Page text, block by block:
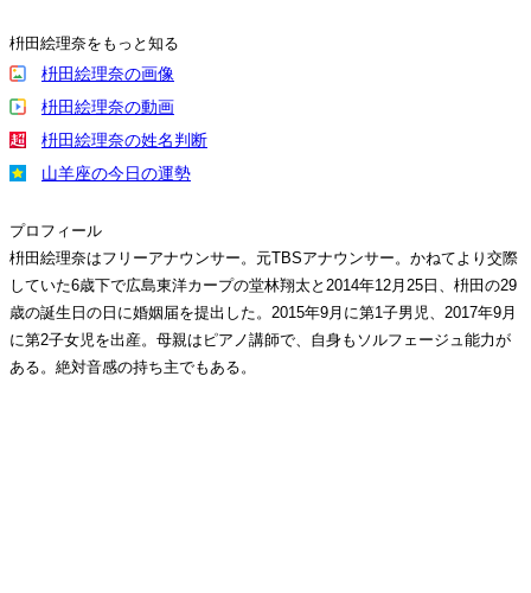
枡田絵理奈をもっと知る
枡田絵理奈の画像
枡田絵理奈の動画
枡田絵理奈の姓名判断
山羊座の今日の運勢
プロフィール
枡田絵理奈はフリーアナウンサー。元TBSアナウンサー。かねてより交際
していた6歳下で広島東洋カープの堂林翔太と2014年12月25日、枡田の29
歳の誕生日の日に婚姻届を提出した。2015年9月に第1子男児、2017年9月
に第2子女児を出産。母親はピアノ講師で、自身もソルフェージュ能力が
ある。絶対音感の持ち主でもある。